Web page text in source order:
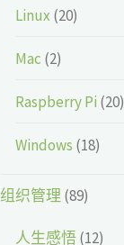
Linux (20)
Mac (2)
Raspberry Pi (20)
Windows (18)
组织管理 (89)
人生感悟(12)